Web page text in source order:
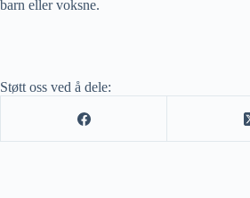
barn eller voksne.
Støtt oss ved å dele: